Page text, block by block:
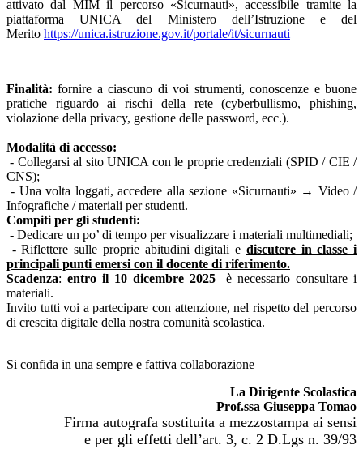
attivato dal MIM il percorso «Sicurnauti», accessibile tramite la
piattaforma UNICA del Ministero dell’Istruzione e del
Merito https://unica.istruzione.gov.it/portale/it/sicurnauti
Finalità: fornire a ciascuno di voi strumenti, conoscenze e buone
pratiche riguardo ai rischi della rete (cyberbullismo, phishing,
violazione della privacy, gestione delle password, ecc.).
Modalità di accesso:
- Collegarsi al sito UNICA con le proprie credenziali (SPID / CIE /
CNS);
- Una volta loggati, accedere alla sezione «Sicurnauti» → Video /
Infografiche / materiali per studenti.
Compiti per gli studenti:
- Dedicare un po’ di tempo per visualizzare i materiali multimediali;
- Riflettere sulle proprie abitudini digitali e discutere in classe i
principali punti emersi con il docente di riferimento.
Scadenza: entro il 10 dicembre 2025
è necessario consultare i
materiali.
Invito tutti voi a partecipare con attenzione, nel rispetto del percorso
di crescita digitale della nostra comunità scolastica.
Si confida in una sempre e fattiva collaborazione
La Dirigente Scolastica
Prof.ssa Giuseppa Tomao
Firma autografa sostituita a mezzostampa ai sensi
e per gli effetti dell’art. 3, c. 2 D.Lgs n. 39/93